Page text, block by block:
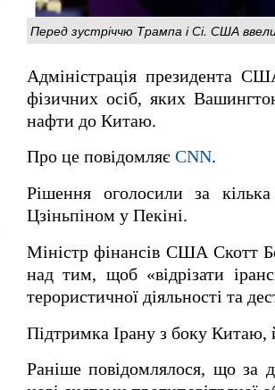
Перед зустріччю Трампа і Сі. США
Адміністрація президента
фізичних осіб, яких
нафти до Китаю.
Про це повідомляє CNN.
Рішення оголосили за
Цзіньпіном у Пекіні.
Міністр фінансів США Скотт
над тим, щоб «відрізати
терористичної діяльності та
Підтримка Ірану з боку Китаю,
Раніше повідомлялося, що за